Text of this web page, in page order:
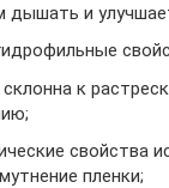
дышать и
к
свойства
пленки;